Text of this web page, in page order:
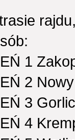
1
2
3
4